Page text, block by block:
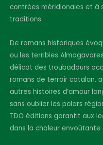
contrées méridionales et à
traditions.
De romans historiques
ou les terribles
délicat des troubadours
romans de terroir catalan,
autres histoires d’amour
sans oublier les polars
TDO éditions garantit aux
dans la chaleur envoûtante